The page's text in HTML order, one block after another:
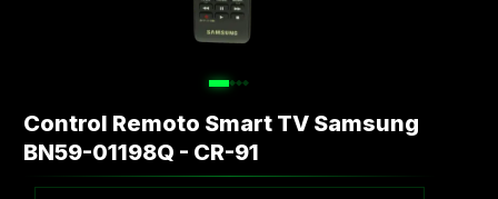
Control Remoto Smart TV Samsung
BN59-01198Q - CR-91